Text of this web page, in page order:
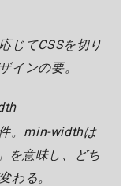
じてCSSを切り
インの要。
。min-widthは
を意味し、どち
わる。